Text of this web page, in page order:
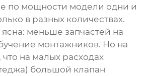
по мощности модели одни и
в разных количествах.
меньше запчастей на
монтажников. Но на
на малых расходах
большой клапан